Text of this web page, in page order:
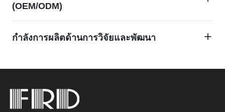
(OEM/ODM)
เชี่ยวชาญในการปรับแต่งเครื่องมือระบบอัตโนมัติทางอุตสาหกรรม
ภายใต้โอเอ็มเอ็มโหมด เราให้การสนับสนุนด้านเทคนิคแบบเต็ม
ผลิตภัณฑ์สำเร็จรูป
กำลังการผลิตด้านการวิจัยและพัฒนา
การบรรจุภัณฑ์หลักของเซ็นเซอร์วัดแรงดันซิลิคอนคริสตัล
100,000พร้อมด้วยอุปกรณ์พิเศษ รวมถึงเครื่อง wire bonder,
เครื่อง die bonder, ห้องทดสอบอุณหภูมิสูงความแม่นยำสูง